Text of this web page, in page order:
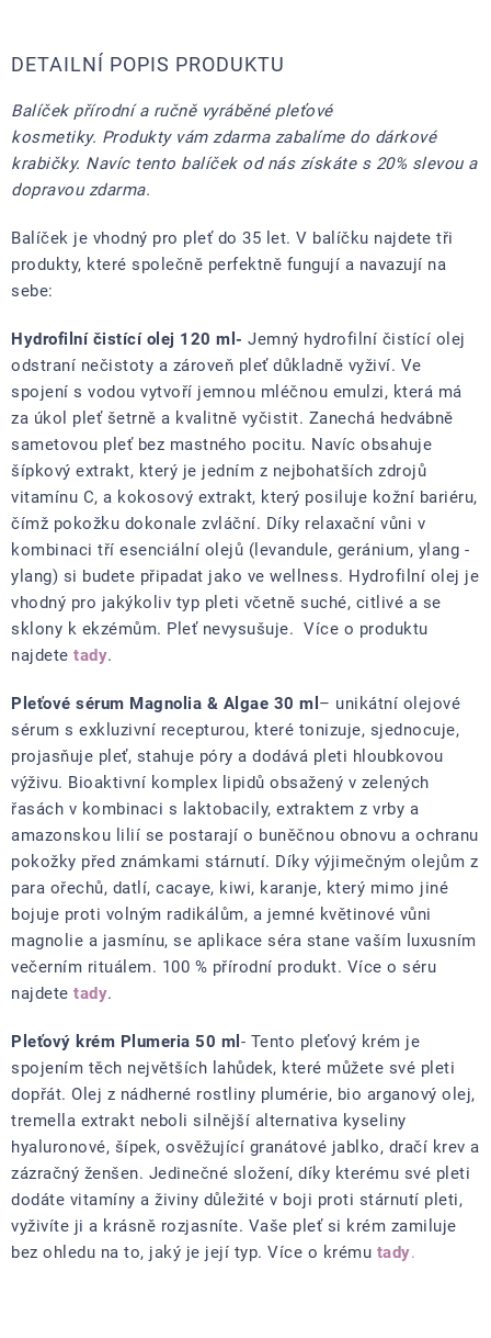
DETAILNÍ POPIS PRODUKTU
Balíček přírodní a ručně vyráběné pleťové
kosmetiky. Produkty vám zdarma zabalíme do dárkové
krabičky. Navíc tento balíček od nás získáte s 20% slevou a
dopravou zdarma.
Balíček je vhodný pro pleť do 35 let. V balíčku najdete tři
produkty, které společně perfektně fungují a navazují na
sebe:
Hydrofilní čistící olej 120 ml- Jemný hydrofilní čistící olej
odstraní nečistoty a zároveň pleť důkladně vyživí. Ve
spojení s vodou vytvoří jemnou mléčnou emulzi, která má
za úkol pleť šetrně a kvalitně vyčistit. Zanechá hedvábně
sametovou pleť bez mastného pocitu. Navíc obsahuje
šípkový extrakt, který je jedním z nejbohatších zdrojů
vitamínu C, a kokosový extrakt, který posiluje kožní bariéru,
čímž pokožku dokonale zvláční. Díky relaxační vůni v
kombinaci tří esenciální olejů (levandule, geránium, ylang -
ylang) si budete připadat jako ve wellness. Hydrofilní olej je
vhodný pro jakýkoliv typ pleti včetně suché, citlivé a se
sklony k ekzémům. Pleť nevysušuje. Více o produktu
najdete tady.
Pleťové sérum Magnolia & Algae 30 ml – unikátní olejové
sérum s exkluzivní recepturou, které tonizuje, sjednocuje,
projasňuje pleť, stahuje póry a dodává pleti hloubkovou
výživu. Bioaktivní komplex lipidů obsažený v zelených
řasách v kombinaci s laktobacily, extraktem z vrby a
amazonskou lilií se postarají o buněčnou obnovu a ochranu
pokožky před známkami stárnutí. Díky výjimečným olejům z
para ořechů, datlí, cacaye, kiwi, karanje, který mimo jiné
bojuje proti volným radikálům, a jemné květinové vůni
magnolie a jasmínu, se aplikace séra stane vaším luxusním
večerním rituálem. 100 % přírodní produkt. Více o séru
najdete tady.
Pleťový krém Plumeria 50 ml - Tento pleťový krém je
spojením těch největších lahůdek, které můžete své pleti
dopřát. Olej z nádherné rostliny plumérie, bio arganový olej,
tremella extrakt neboli silnější alternativa kyseliny
hyaluronové, šípek, osvěžující granátové jablko, dračí krev a
zázračný ženšen. Jedinečné složení, díky kterému své pleti
dodáte vitamíny a živiny důležité v boji proti stárnutí pleti,
vyživíte ji a krásně rozjasníte. Vaše pleť si krém zamiluje
bez ohledu na to, jaký je její typ. Více o krému tady.